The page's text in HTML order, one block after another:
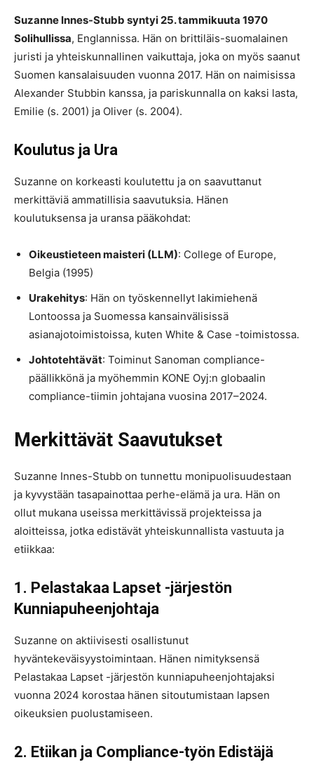
Suzanne Innes-Stubb syntyi 25. tammikuuta 1970
Solihullissa, Englannissa. Hän on brittiläis-suomalainen
juristi ja yhteiskunnallinen vaikuttaja, joka on myös saanut
Suomen kansalaisuuden vuonna 2017. Hän on naimisissa
Alexander Stubbin kanssa, ja pariskunnalla on kaksi lasta,
Emilie (s. 2001) ja Oliver (s. 2004)​.
Koulutus ja Ura
Suzanne on korkeasti koulutettu ja on saavuttanut
merkittäviä ammatillisia saavutuksia. Hänen
koulutuksensa ja uransa pääkohdat:
Oikeustieteen maisteri (LLM): College of Europe,
Belgia (1995)
Urakehitys: Hän on työskennellyt lakimiehenä
Lontoossa ja Suomessa kansainvälisissä
asianajotoimistoissa, kuten White & Case -toimistossa.
Johtotehtävät: Toiminut Sanoman compliance-
päällikkönä ja myöhemmin KONE Oyj:n globaalin
compliance-tiimin johtajana vuosina 2017–2024​.
Merkittävät Saavutukset
Suzanne Innes-Stubb on tunnettu monipuolisuudestaan
ja kyvystään tasapainottaa perhe-elämä ja ura. Hän on
ollut mukana useissa merkittävissä projekteissa ja
aloitteissa, jotka edistävät yhteiskunnallista vastuuta ja
etiikkaa:
1. Pelastakaa Lapset -järjestön
Kunniapuheenjohtaja
Suzanne on aktiivisesti osallistunut
hyväntekeväisyystoimintaan. Hänen nimityksensä
Pelastakaa Lapset -järjestön kunniapuheenjohtajaksi
vuonna 2024 korostaa hänen sitoutumistaan lapsen
oikeuksien puolustamiseen​.
2. Etiikan ja Compliance-työn Edistäjä